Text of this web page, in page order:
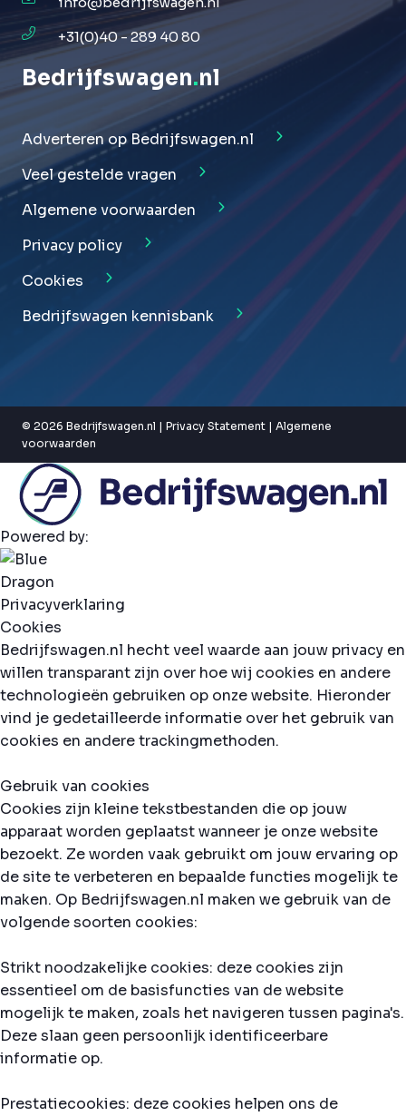
+31(0)40 - 289 40 80
Bedrijfswagen.nl
Adverteren op Bedrijfswagen.nl
Veel gestelde vragen
Algemene voorwaarden
Privacy policy
Cookies
Bedrijfswagen kennisbank
© 2026 Bedrijfswagen.nl | Privacy Statement | Algemene
voorwaarden
Powered by:
Privacyverklaring
Cookies
Bedrijfswagen.nl hecht veel waarde aan jouw privacy en
willen transparant zijn over hoe wij cookies en andere
technologieën gebruiken op onze website. Hieronder
vind je gedetailleerde informatie over het gebruik van
cookies en andere trackingmethoden.
Gebruik van cookies
Cookies zijn kleine tekstbestanden die op jouw
apparaat worden geplaatst wanneer je onze website
bezoekt. Ze worden vaak gebruikt om jouw ervaring op
de site te verbeteren en bepaalde functies mogelijk te
maken. Op Bedrijfswagen.nl maken we gebruik van de
volgende soorten cookies:
Strikt noodzakelijke cookies: deze cookies zijn
essentieel om de basisfuncties van de website
mogelijk te maken, zoals het navigeren tussen pagina's.
Deze slaan geen persoonlijk identificeerbare
informatie op.
Prestatiecookies: deze cookies helpen ons de